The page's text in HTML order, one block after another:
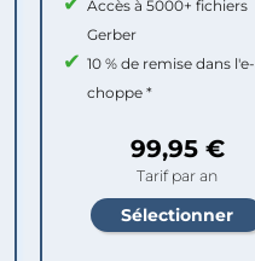
Accès à 5000+ fichiers
Gerber
10 % de remise dans l'e-
choppe *
99,95 €
Tarif par an